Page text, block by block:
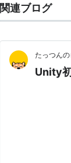
関連ブログ
たっつん
Unity